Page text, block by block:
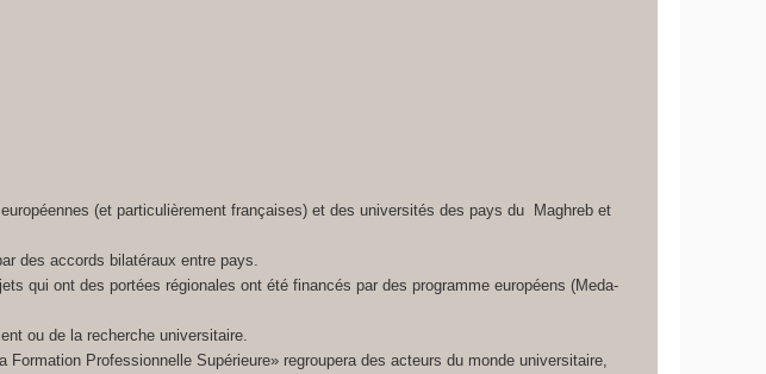
(et particulièrement françaises) et des universités des pays du Maghreb et
des accords bilatéraux entre pays.
qui ont des portées régionales ont été financés par des programme européens (Meda-
ou de la recherche universitaire.
Professionnelle Supérieure» regroupera des acteurs du monde universitaire,